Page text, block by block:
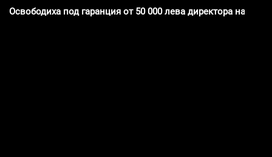
Освободиха под гаранция от 50 000 лева директора на